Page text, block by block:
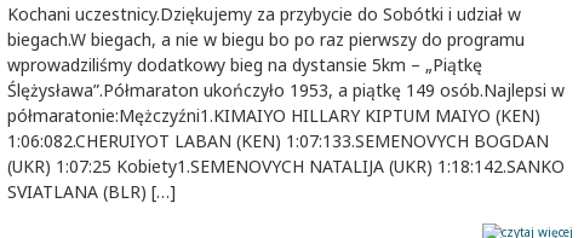
Kochani uczestnicy.Dziękujemy za przybycie do Sobótki i udział w
biegach.W biegach, a nie w biegu bo po raz pierwszy do programu
wprowadziliśmy dodatkowy bieg na dystansie 5km – „Piątkę
Ślężysława”.Półmaraton ukończyło 1953, a piątkę 149 osób.Najlepsi w
półmaratonie:Mężczyźni1.KIMAIYO HILLARY KIPTUM MAIYO (KEN)
1:06:082.CHERUIYOT LABAN (KEN) 1:07:133.SEMENOVYCH BOGDAN
(UKR) 1:07:25 Kobiety1.SEMENOVYCH NATALIJA (UKR) 1:18:142.SANKO
SVIATLANA (BLR) […]